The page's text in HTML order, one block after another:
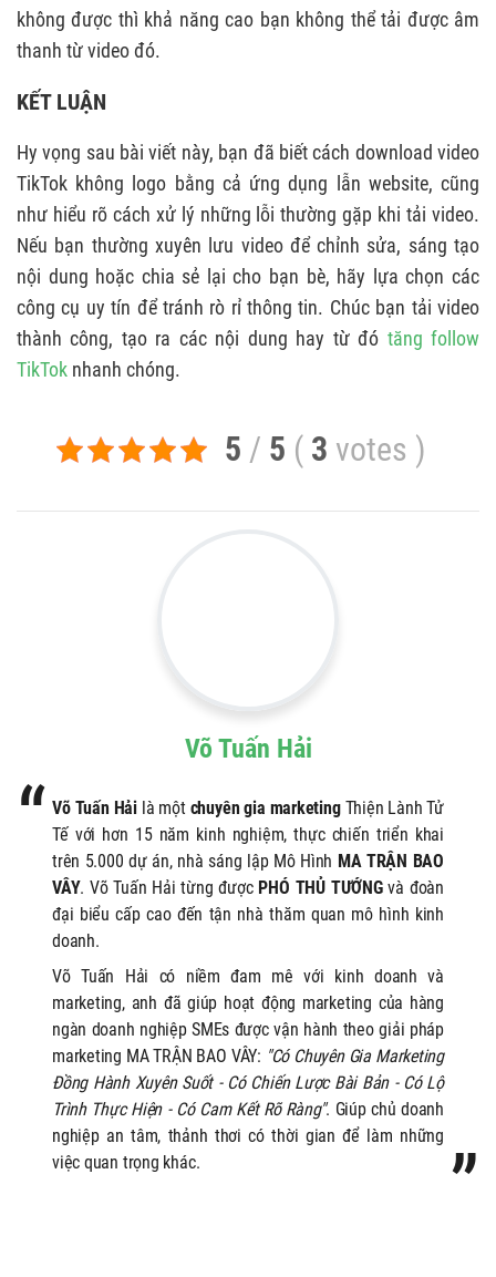
không được thì khả năng cao bạn không thể tải được âm
thanh từ video đó.
KẾT LUẬN
Hy vọng sau bài viết này, bạn đã biết cách download video
TikTok không logo bằng cả ứng dụng lẫn website, cũng
như hiểu rõ cách xử lý những lỗi thường gặp khi tải video.
Nếu bạn thường xuyên lưu video để chỉnh sửa, sáng tạo
nội dung hoặc chia sẻ lại cho bạn bè, hãy lựa chọn các
công cụ uy tín để tránh rò rỉ thông tin. Chúc bạn tải video
thành công, tạo ra các nội dung hay từ đó tăng follow
TikTok nhanh chóng.
5 / 5 ( 3 votes )
Võ Tuấn Hải
Võ Tuấn Hảilà một chuyên gia marketingThiện Lành Tử
Tế với hơn 15 năm kinh nghiệm, thực chiến triển khai
trên 5.000 dự án, nhà sáng lập Mô Hình MA TRẬN BAO
VÂY. Võ Tuấn Hải từng được PHÓ THỦ TƯỚNGvà đoàn
đại biểu cấp cao đến tận nhà thăm quan mô hình kinh
doanh.
Võ Tuấn Hải có niềm đam mê với kinh doanh và
marketing, anh đã giúp hoạt động marketing của hàng
ngàn doanh nghiệp SMEs được vận hành theo giải pháp
marketing MA TRẬN BAO VÂY: "Có Chuyên Gia Marketing
Đồng Hành Xuyên Suốt - Có Chiến Lược Bài Bản - Có Lộ
Trình Thực Hiện - Có Cam Kết Rõ Ràng". Giúp chủ doanh
nghiệp an tâm, thảnh thơi có thời gian để làm những
việc quan trọng khác.